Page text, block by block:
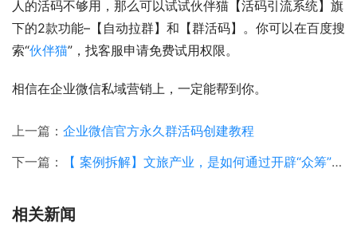
人的活码不够用，那么可以试试伙伴猫【活码引流系统】旗
下的2款功能–【自动拉群】和【群活码】。你可以在百度搜
索“伙伴猫”，找客服申请免费试用权限。
相信在企业微信私域营销上，一定能帮到你。
上一篇： 企业微信官方永久群活码创建教程
下一篇：
【 案例拆解】文旅产业，是如何通过开辟“众筹”这套超级IP裂变模式，领跑戈壁体育新赛道的！
相关新闻